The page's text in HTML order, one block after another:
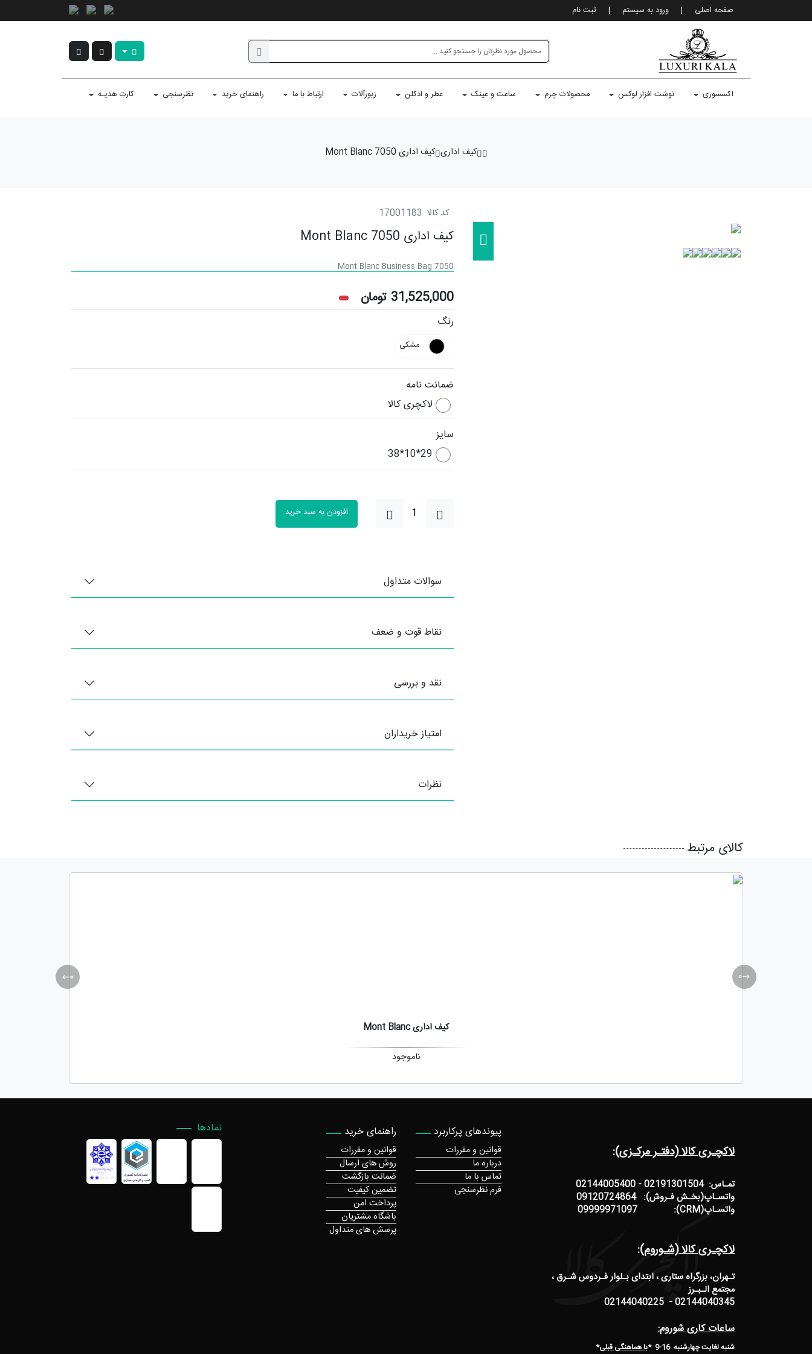
صفحه اصلی | ورود به سيستم | ثبت نام
اکسسوری نوشت افزار لوکس محصولات چرم ساعت و عینک عطر و ادکلن زیورآلات ارتباط با ما راهنمای خرید نظرسنجی کارت هدیـه
کیف اداری کیف اداری Mont Blanc 7050
کد کالا 17001183
کیف اداری Mont Blanc 7050
Mont Blanc Business Bag 7050
31,525,000 تومان
رنگ
مشکی
ضمانت نامه
لاکچری کالا
سایز
29*10*38
افزودن به سبد خرید
سوالات متداول
نقاط قوت و ضعف
نقد و بررسی
امتیاز خریداران
نظرات
کالای مرتبط
کیف اداری Mont Blanc
ناموجود
لاکچـری کالا (دفتـر مرکـزی):
تمـاس: 02191301504 - 02144005400
واتسـاپ(بخـش فـروش): 09120724864
واتسـاپ(CRM): 09999971097
لاکچـری کالا (شـوروم):
تـهران، بزرگراه ستاری ، ابتدای بـلوار فـردوس شـرق ،
مجتمع الـبـرز
02144040345 - 02144040225
ساعات کاری شوروم:
شنبه لغایت چهارشنبه 16-9 * با هماهنگی قبلی*
پیوندهای پرکاربرد
قوانین و مقررات
درباره ما
تماس با ما
فرم نظرسنجی
راهنمای خرید
قوانین و مقررات
روش های ارسال
ضمانت بازگشت
تضمین کیفیت
پرداخت امن
باشگاه مشتریان
پرسش های متداول
نمادها